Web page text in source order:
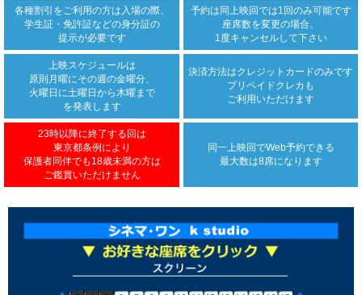
各種割引をご利用の方は 入場の際、
学生証・免許証などの身分証の
提示が必要です
予約は同上映回では1回のみ可能です
座席数を変更の場合、
1度キャンセルして下さい
上映スケジュールは
原則月曜にその週の金曜分、
火曜日に土曜日から木曜まで
を発表します
決済方法はクレジットカードのみです
プリペイドクレカも
ご利用いただけます
23時以降に終了する回は
東京都条例により
保護者同伴でも18歳未満の方は
ご鑑賞いただけません
同一上映回でWeb予約できる
最大数は8席になります